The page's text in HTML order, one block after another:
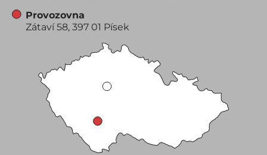
Provozovna
Zátaví 58, 397 01 Písek